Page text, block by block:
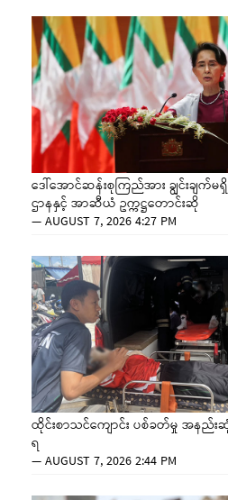
ဒေါ်အောင်ဆန်းစုကြည်အား ချွင်းချက်မ
ဌာနနှင့် အာဆီယံ ဥက္ကဋ္ဌတောင်းဆို
—AUGUST 7, 2026 4:27 PM
ထိုင်းစာသင်ကျောင်း ပစ်ခတ်မှု အနည်းဆုံ
ရ
—AUGUST 7, 2026 2:44 PM